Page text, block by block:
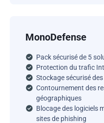
MonoDefense
Pack sécurisé de 5
Protection du trafic
Stockage sécurisé
Contournement des
géographiques
Blocage des logiciels
sites de phishing